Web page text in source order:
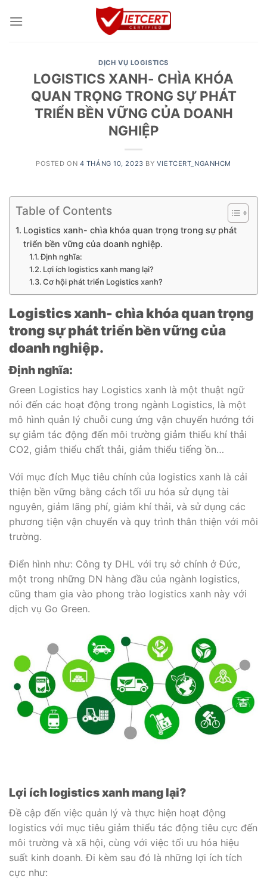
DỊCH VỤ LOGISTICS
LOGISTICS XANH- CHÌA KHÓA
QUAN TRỌNG TRONG SỰ PHÁT
TRIỂN BỀN VỮNG CỦA DOANH
NGHIỆP
POSTED ON 4 THÁNG 10, 2023 BY VIETCERT_NGANHCM
Table of Contents
Logistics xanh- chìa khóa quan trọng trong sự phát
triển bền vững của doanh nghiệp.
Định nghĩa:
Lợi ích logistics xanh mang lại?
Cơ hội phát triển Logistics xanh?
Logistics xanh- chìa khóa quan trọng
trong sự phát triển bền vững của
doanh nghiệp.
Định nghĩa:
Green Logistics hay Logistics xanh là một thuật ngữ
nói đến các hoạt động trong ngành Logistics, là một
mô hình quản lý chuỗi cung ứng vận chuyển hướng tới
sự giảm tác động đến môi trường giảm thiểu khí thải
CO2, giảm thiểu chất thải, giảm thiểu tiếng ồn…
Với mục đích Mục tiêu chính của logistics xanh là cải
thiện bền vững bằng cách tối ưu hóa sử dụng tài
nguyên, giảm lãng phí, giảm khí thải, và sử dụng các
phương tiện vận chuyển và quy trình thân thiện với môi
trường.
Điển hình như: Công ty DHL với trụ sở chính ở Đức,
một trong những DN hàng đầu của ngành logistics,
cũng tham gia vào phong trào logistics xanh này với
dịch vụ Go Green.
Lợi ích logistics xanh mang lại?
Đề cập đến việc quản lý và thực hiện hoạt động
logistics với mục tiêu giảm thiểu tác động tiêu cực đến
môi trường và xã hội, cùng với việc tối ưu hóa hiệu
suất kinh doanh. Đi kèm sau đó là những lợi ích tích
cực như: